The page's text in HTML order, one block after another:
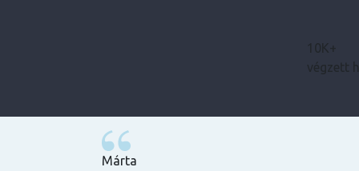
10K+
végzett
Bence